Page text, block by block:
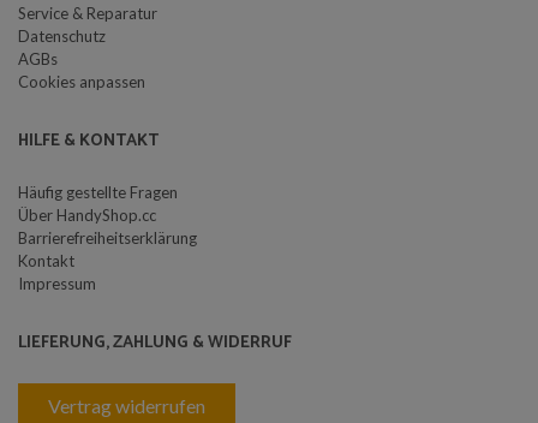
Service & Reparatur
Datenschutz
AGBs
Cookies anpassen
HILFE & KONTAKT
Häufig gestellte Fragen
Über HandyShop.cc
Barrierefreiheitserklärung
Kontakt
Impressum
LIEFERUNG, ZAHLUNG & WIDERRUF
Vertrag widerrufen